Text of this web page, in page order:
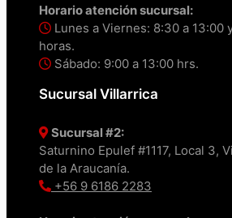
Horario atención sucursal:
Lunes a Viernes: 8:30 a 13:00
horas.
Sábado: 9:00 a 13:00 hrs.
Sucursal Villarrica
Sucursal #2:
Saturnino Epulef #1117, Local 3,
de la Araucanía.
+56 9 6186 2283